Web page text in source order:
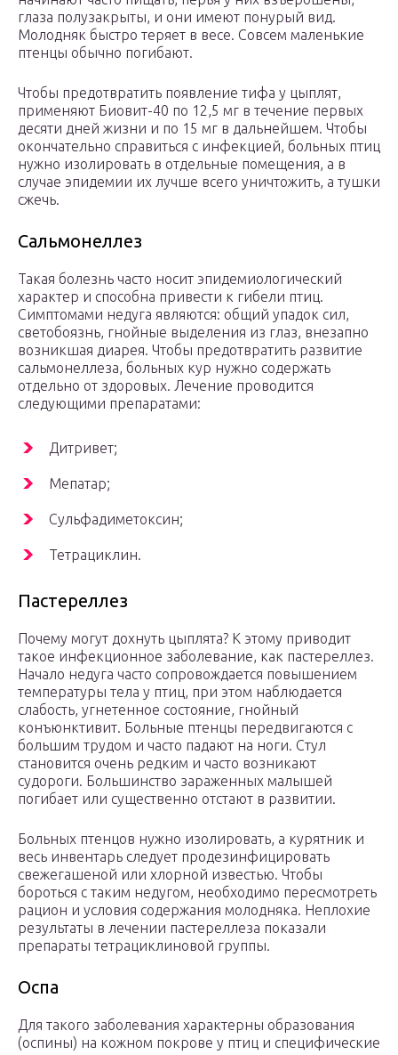
глаза полузакрыты, и они имеют понурый вид.
Молодняк быстро теряет в весе. Совсем маленькие
птенцы обычно погибают.
Чтобы предотвратить появление тифа у цыплят,
применяют Биовит-40 по 12,5 мг в течение первых
десяти дней жизни и по 15 мг в дальнейшем. Чтобы
окончательно справиться с инфекцией, больных птиц
нужно изолировать в отдельные помещения, а в
случае эпидемии их лучше всего уничтожить, а тушки
сжечь.
Сальмонеллез
Такая болезнь часто носит эпидемиологический
характер и способна привести к гибели птиц.
Симптомами недуга являются: общий упадок сил,
светобоязнь, гнойные выделения из глаз, внезапно
возникшая диарея. Чтобы предотвратить развитие
сальмонеллеза, больных кур нужно содержать
отдельно от здоровых. Лечение проводится
следующими препаратами:
Дитривет;
Мепатар;
Сульфадиметоксин;
Тетрациклин.
Пастереллез
Почему могут дохнуть цыплята? К этому приводит
такое инфекционное заболевание, как пастереллез.
Начало недуга часто сопровождается повышением
температуры тела у птиц, при этом наблюдается
слабость, угнетенное состояние, гнойный
конъюнктивит. Больные птенцы передвигаются с
большим трудом и часто падают на ноги. Стул
становится очень редким и часто возникают
судороги. Большинство зараженных малышей
погибает или существенно отстают в развитии.
Больных птенцов нужно изолировать, а курятник и
весь инвентарь следует продезинфицировать
свежегашеной или хлорной известью. Чтобы
бороться с таким недугом, необходимо пересмотреть
рацион и условия содержания молодняка. Неплохие
результаты в лечении пастереллеза показали
препараты тетрациклиновой группы.
Оспа
Для такого заболевания характерны образования
(оспины) на кожном покрове у птиц и специфические